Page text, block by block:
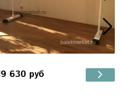
630 руб